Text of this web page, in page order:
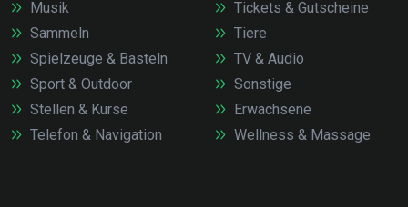
Musik
Sammeln
Spielzeuge & Basteln
Sport & Outdoor
Stellen & Kurse
Telefon & Navigation
Tickets & Gutscheine
Tiere
TV & Audio
Sonstige
Erwachsene
Wellness & Massage